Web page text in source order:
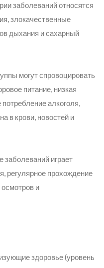
заболеваний относятся
злокачественные
дыхания и сахарный
могут спровоцировать
питание, низкая
алкоголя,
в крови, новостей и
играет
регулярное прохождение
и
здоровье (уровень